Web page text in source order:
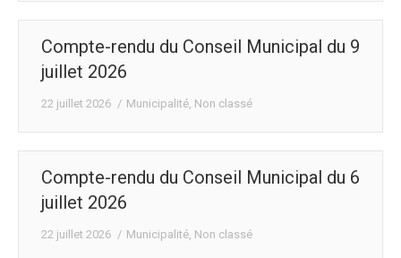
Compte-rendu du Conseil Municipal du 9
juillet 2026
22 juillet 2026 Municipalité, Non classé
Compte-rendu du Conseil Municipal du 6
juillet 2026
22 juillet 2026 Municipalité, Non classé